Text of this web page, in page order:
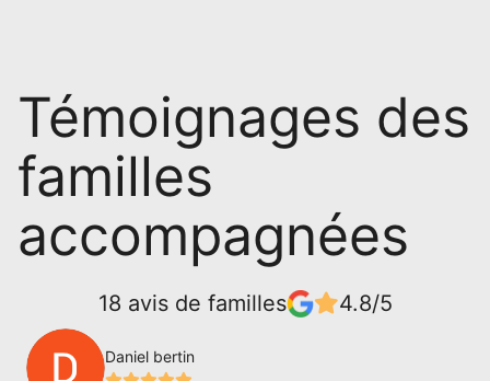
Témoignages des
familles
accompagnées
18 avis de familles 4.8/5
Daniel bertin